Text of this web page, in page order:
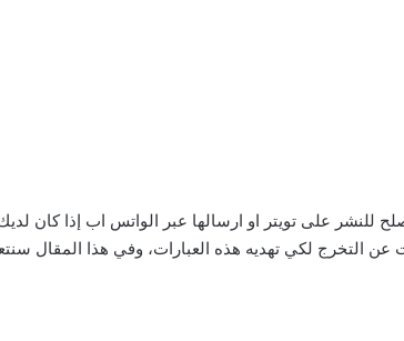
للنشر على تويتر او ارسالها عبر الواتس اب إذا كان
عن التخرج لكي تهديه هذه العبارات، وفي هذا